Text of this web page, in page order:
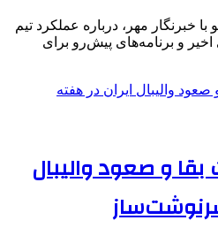
خبرنگار مهر، درباره عملکرد تیم‌
و برنامه‌های پیش‌رو برای
بقا و صعود والیبال